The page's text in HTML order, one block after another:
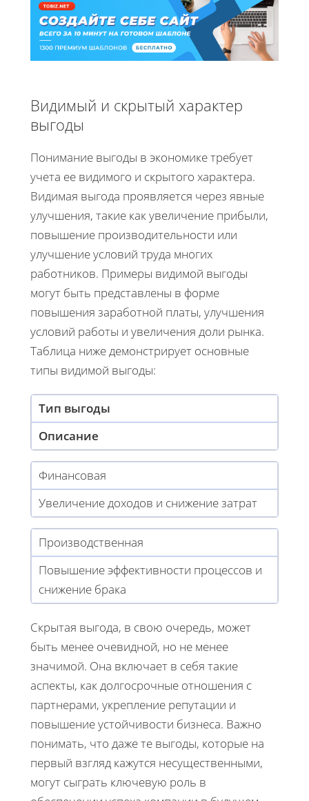
Видимый и скрытый характер
выгоды
Понимание выгоды в экономике требует
учета ее видимого и скрытого характера.
Видимая выгода проявляется через явные
улучшения, такие как увеличение прибыли,
повышение производительности или
улучшение условий труда многих
работников. Примеры видимой выгоды
могут быть представлены в форме
повышения заработной платы, улучшения
условий работы и увеличения доли рынка.
Таблица ниже демонстрирует основные
типы видимой выгоды:
Тип выгоды
Описание
Финансовая
Увеличение доходов и снижение затрат
Производственная
Повышение эффективности процессов и
снижение брака
Скрытая выгода, в свою очередь, может
быть менее очевидной, но не менее
значимой. Она включает в себя такие
аспекты, как долгосрочные отношения с
партнерами, укрепление репутации и
повышение устойчивости бизнеса. Важно
понимать, что даже те выгоды, которые на
первый взгляд кажутся несущественными,
могут сыграть ключевую роль в